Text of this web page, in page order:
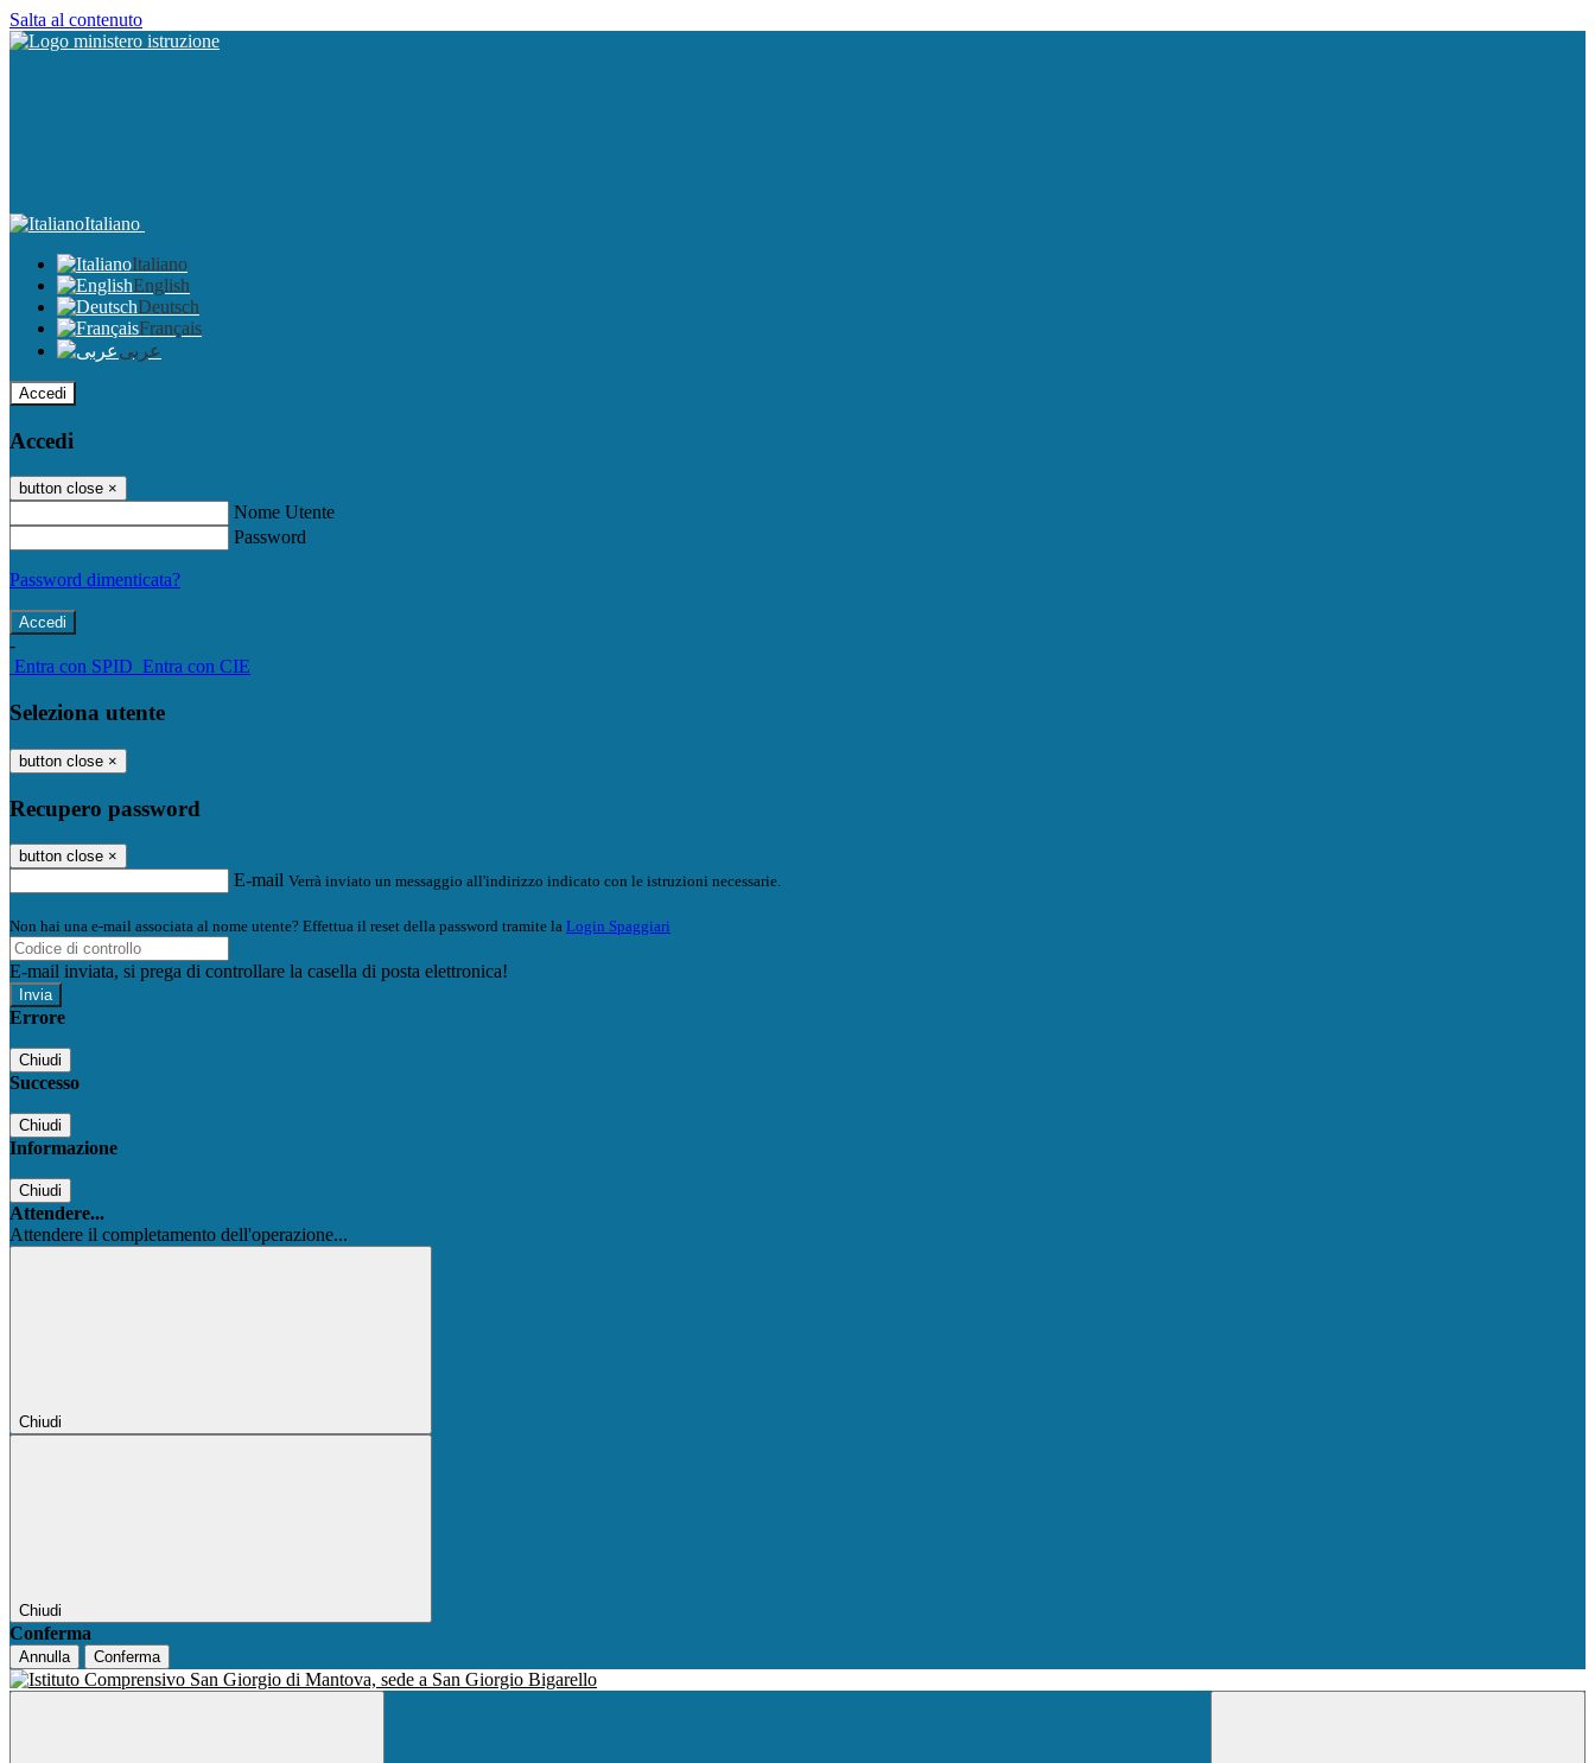
Salta al contenuto
Italiano
Italiano
English
Deutsch
Français
عربى
Accedi
Accedi
button close ×
Nome Utente
Password
Password dimenticata?
-
Entra con SPID Entra con CIE
Seleziona utente
button close ×
Recupero password
button close ×
E-mail Verrà inviato un messaggio all'indirizzo indicato con le istruzioni necessarie.
Non hai una e-mail associata al nome utente? Effettua il reset della password tramite la Login Spaggiari
E-mail inviata, si prega di controllare la casella di posta elettronica!
Errore
Chiudi
Successo
Chiudi
Informazione
Chiudi
Attendere...
Attendere il completamento dell'operazione...
Chiudi
Chiudi
Conferma
Annulla Conferma